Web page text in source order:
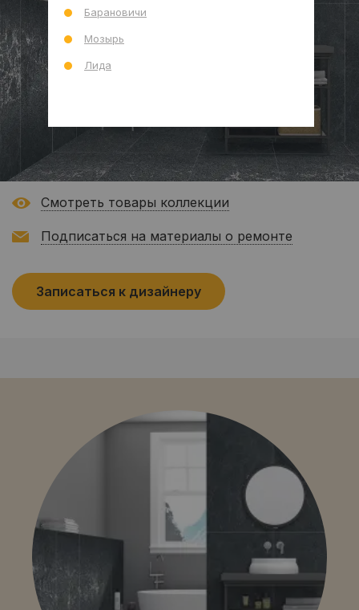
Смотреть товары коллекции
Подписаться на материалы о ремонте
Записаться к дизайнеру
Барановичи
Мозырь
Лида